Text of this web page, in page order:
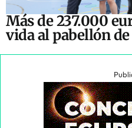
Más de 237.000
vida al pabellón